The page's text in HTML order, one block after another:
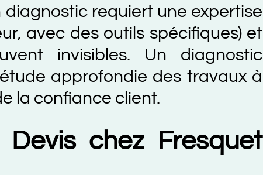
requiert une expertise
des outils spécifiques) et
Un diagnostic
approfondie des travaux à
client.
chez Fresquet